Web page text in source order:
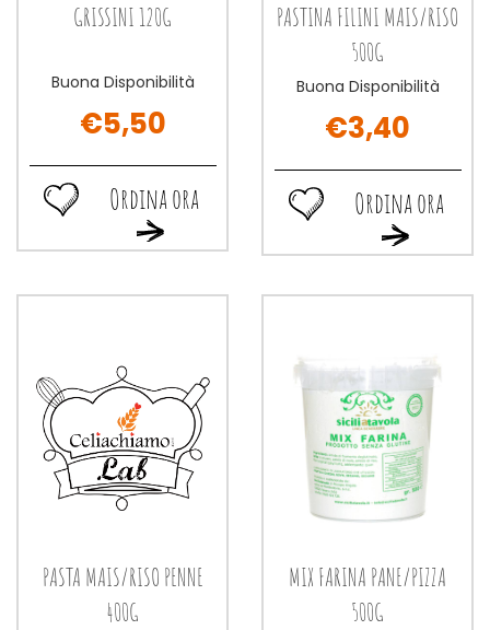
GRISSINI 120G
Buona Disponibilità
€5,50
Ordina ora
Ordina
ora GRISSINI
carrello
Ordina
120G alla
PASTINA FILINI MAIS/RISO
500G
Buona Disponibilità
€3,40
Ordina ora
Ordina
ora PASTINA
MAIS/RISO
Ordina
FILINI
PASTA MAIS/RISO PENNE
400G
MIX FARINA PANE/PIZZA
500G